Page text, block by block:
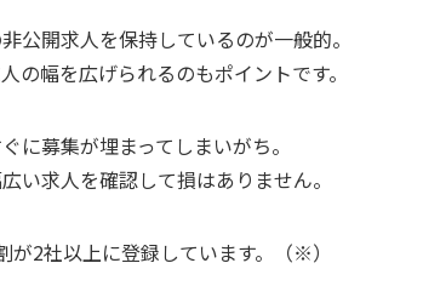
公開求人を保持しているのが一般的。
の幅を広げられるのもポイントです。
に募集が埋まってしまいがち。
い求人を確認して損はありません。
が2社以上に登録しています。（※）